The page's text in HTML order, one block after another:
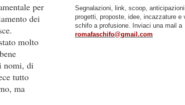
per
dei
molto
nomi, di
tutto
ma
Segnalazioni, link, scoop,
progetti, proposte, idee, incazzature e
schifo a profusione. Inviaci una mail a
romafaschifo@gmail.com